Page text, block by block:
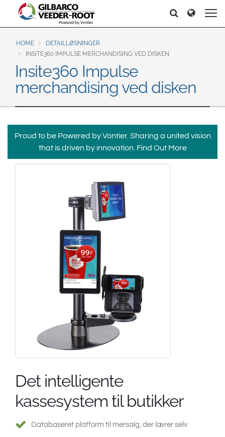
North America
United States
Canada
Latin America
Español English
Brazil
Português
Mexico
Europe & CIS
English
Dansk
Français
Magyar
Română
Pусский
Srpski
Suomi
Middle East and Africa
Asia Pacific
Søg Søg
HOME
DETAILLØSNINGER
INSITE360 IMPULSE MERCHANDISING VED DISKEN
Insite360 Impulse
merchandising ved disken
Proud to be Powered by Vontier. Sharing a united vision
that is driven by innovation. Find Out More
Det intelligente
kassesystem til butikker
Databaseret platform til mersalg, der lærer selv